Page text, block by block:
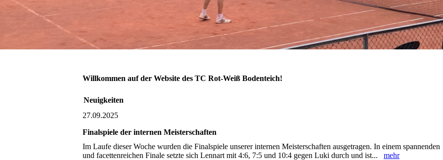
Willkommen auf der Website des TC Rot-Weiß Bodenteich!
Neuigkeiten
27.09.2025
Finalspiele der internen Meisterschaften
Im Laufe dieser Woche wurden die Finalspiele unserer internen Meisterschaften ausgetragen. In einem spannenden
und facettenreichen Finale setzte sich Lennart mit 4:6, 7:5 und 10:4 gegen Luki durch und ist... mehr